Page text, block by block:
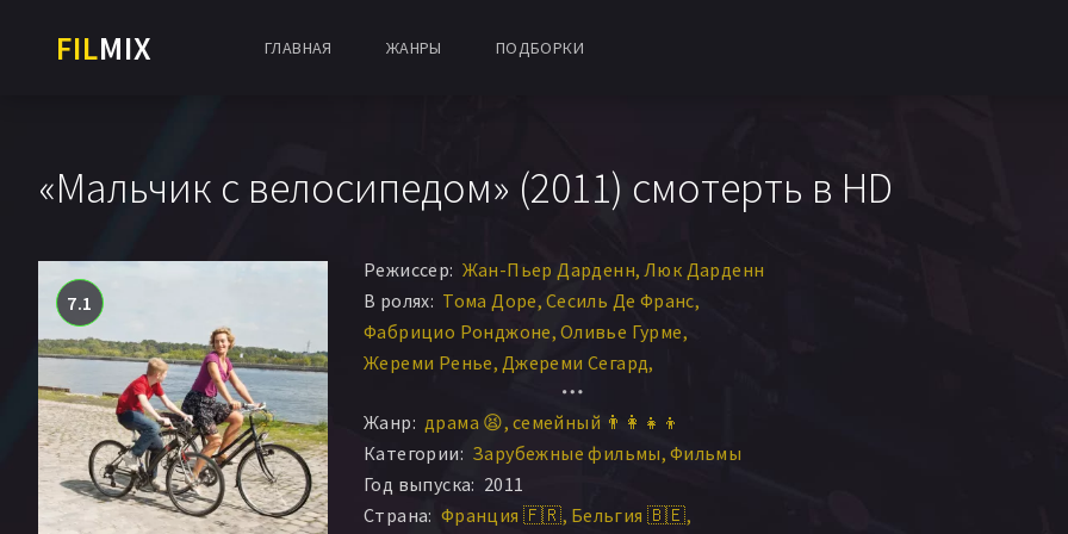
FILMIX ГЛАВНАЯ ЖАНРЫ ПОДБОРКИ
«Мальчик с велосипедом» (2011) смотерть в HD
7.1
Режиссер: Жан-Пьер Дарденн Люк Дарденн
В ролях: Тома Доре Сесиль Де Франс
Фабрицио Ронджоне Оливье Гурме
Жереми Ренье Джереми Сегард
Жан-Мишель Бальтазар
Эгон Ди Матео Батисте Сорнен
Сэмюэл Де Рик Карл Жадо Клоди Дэлфоз
Лара Персейн Мириам Акеддиу
Фридерик Дюссенн Сандра Рако
Жанр: драма 😫 семейный 👨‍👩‍👧‍👦
Категории: Зарубежные фильмы Фильмы
Год выпуска: 2011
Страна: Франция 🇫🇷 Бельгия 🇧🇪